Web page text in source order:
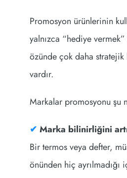
Promosyon ürünlerinin
yalnızca “hediye
özünde çok daha
vardır.
Markalar promosyonu şu
✔ Marka bilinirliğini
Bir termos veya defter,
önünden hiç ayrılmadığı